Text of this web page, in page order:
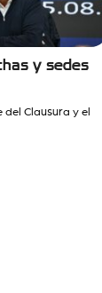
y sedes
Clausura y el